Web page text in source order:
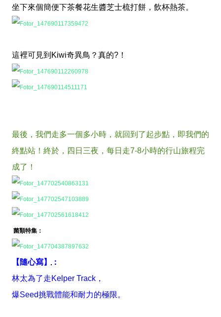
坐下來個簡便下茶餐花生醬芝士梳打餅，飲杯熱茶。
這裡可見到Kiwi奇異鳥？真的?！
最後，我們走多一個多小時，就回到了起步點，即我們的
終點站！終於，四日三夜，每日走7-8小時的行山旅程完
成了！
菌類特集：
【隨心寫】
：
林太為了走Kelper Track，
爆Seed挑戰體能和耐力的極限。